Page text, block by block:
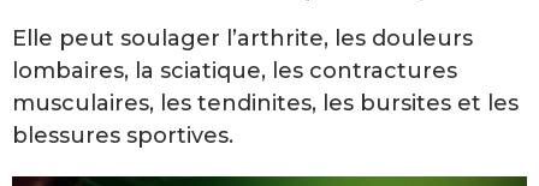
Elle peut soulager l’arthrite, les douleurs
lombaires, la sciatique, les contractures
musculaires, les tendinites, les bursites et les
blessures sportives.